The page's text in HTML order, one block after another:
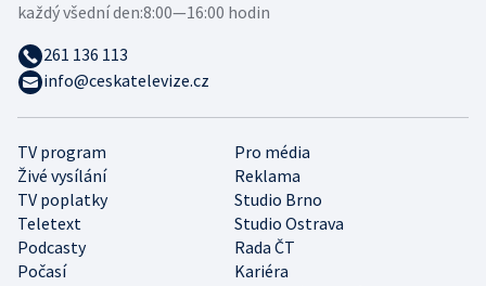
TV program
Pro média
Živé vysílání
Reklama
TV poplatky
Studio Brno
Teletext
Studio Ostrava
Podcasty
Rada ČT
Počasí
Kariéra
každý všední den:8:00—16:00 hodin
261 136 113
info@ceskatelevize.cz